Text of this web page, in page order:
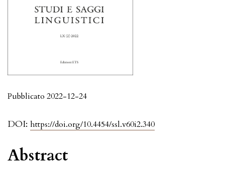
DOI: https://doi.org/10.4454/ssl.v60i2.340
Pubblicato 2022-12-24
Abstract